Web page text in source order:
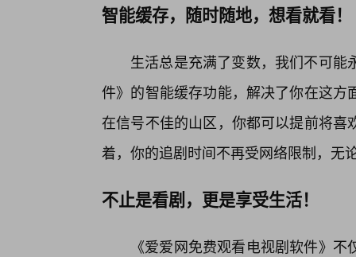
智能缓存，随时随地，想看就看！
生活总是充满了变数，我们不可
件》的智能缓存功能，解决了你在这
在信号不佳的山区，你都可以提前将
着，你的追剧时间不再受网络限制，无
不止是看剧，更是享受生活！
《爱爱网免费观看电视剧软件》